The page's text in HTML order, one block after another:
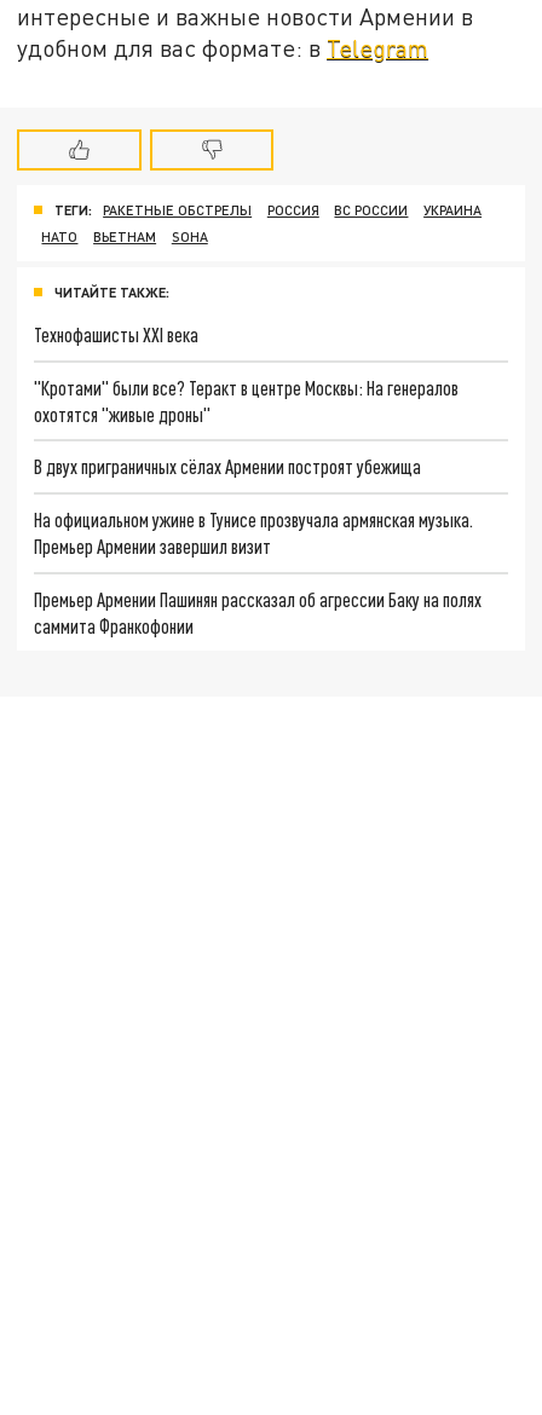
интересные и важные новости Армении в
удобном для вас формате: в Telegram
ТЕГИ: РАКЕТНЫЕ ОБСТРЕЛЫ РОССИЯ ВС РОССИИ
УКРАИНА
НАТО
ВЬЕТНАМ SOHA
ЧИТАЙТЕ ТАКЖЕ:
Технофашисты XXI века
"Кротами" были все? Теракт в центре Москвы: На генералов
охотятся "живые дроны"
В двух приграничных сёлах Армении построят убежища
На официальном ужине в Тунисе прозвучала армянская музыка.
Премьер Армении завершил визит
Премьер Армении Пашинян рассказал об агрессии Баку на полях
саммита Франкофонии